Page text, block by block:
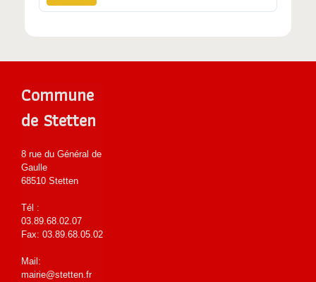
Commune
de Stetten
8 rue du Général de
Gaulle
68510 Stetten
Tél :
03.89.68.02.07
Fax: 03.89.68.05.02
Mail:
mairie@stetten.fr